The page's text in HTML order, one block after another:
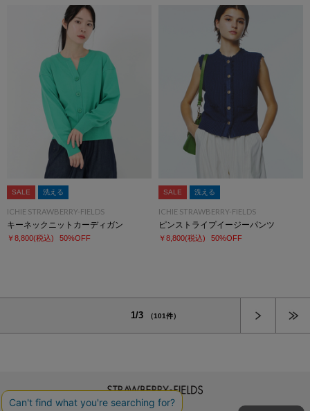
SALE 洗える
ICHIE STRAWBERRY-FIELDS
キーネックニットカーディガン
￥8,800(税込) 50%OFF
SALE 洗える
ICHIE STRAWBERRY-FIELDS
ピンストライプイージーパンツ
￥8,800(税込) 50%OFF
1/3 （101件）